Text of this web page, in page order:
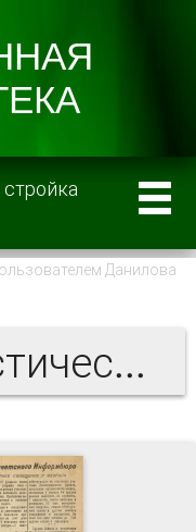
Данилова
Социалистическая стройка 1942